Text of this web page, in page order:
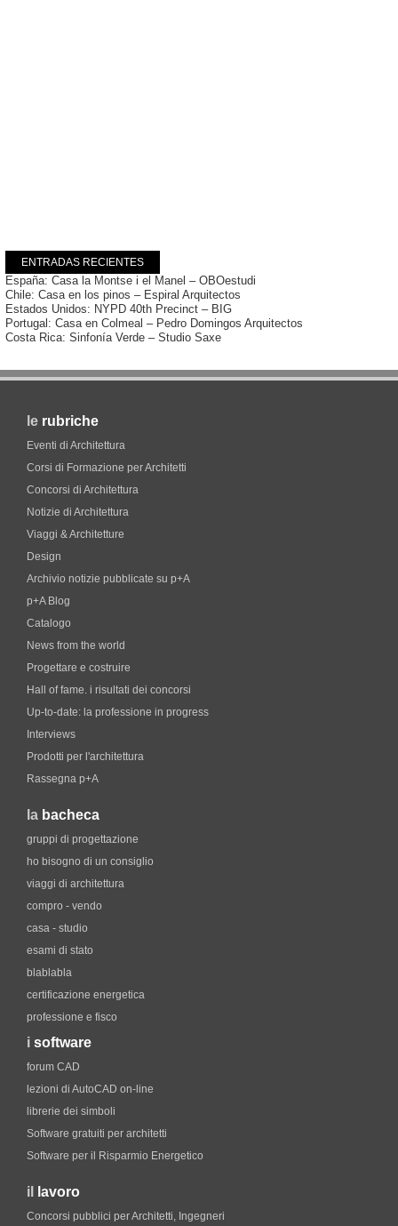
ENTRADAS RECIENTES
España: Casa la Montse i el Manel – OBOestudi
Chile: Casa en los pinos – Espiral Arquitectos
Estados Unidos: NYPD 40th Precinct – BIG
Portugal: Casa en Colmeal – Pedro Domingos Arquitectos
Costa Rica: Sinfonía Verde – Studio Saxe
le rubriche
Eventi di Architettura
Corsi di Formazione per Architetti
Concorsi di Architettura
Notizie di Architettura
Viaggi & Architetture
Design
Archivio notizie pubblicate su p+A
p+A Blog
Catalogo
News from the world
Progettare e costruire
Hall of fame. i risultati dei concorsi
Up-to-date: la professione in progress
Interviews
Prodotti per l'architettura
Rassegna p+A
la bacheca
gruppi di progettazione
ho bisogno di un consiglio
viaggi di architettura
compro - vendo
casa - studio
esami di stato
blablabla
certificazione energetica
professione e fisco
i software
forum CAD
lezioni di AutoCAD on-line
librerie dei simboli
Software gratuiti per architetti
Software per il Risparmio Energetico
il lavoro
Concorsi pubblici per Architetti, Ingegneri